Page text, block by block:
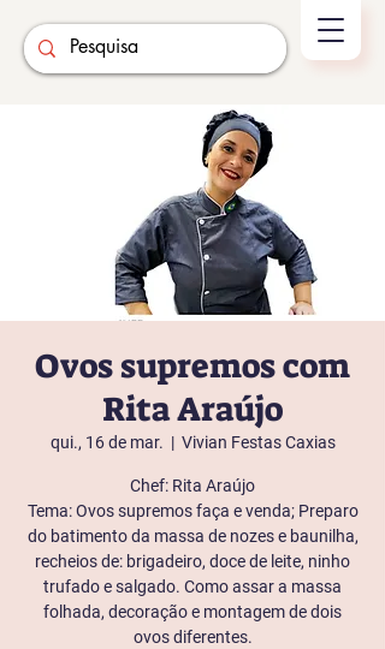
Ovos supremos com
Rita Araújo
qui., 16 de mar.
  |
Vivian Festas Caxias
Chef: Rita Araújo
Tema: Ovos supremos faça e venda; Preparo
do batimento da massa de nozes e baunilha,
recheios de: brigadeiro, doce de leite, ninho
trufado e salgado. Como assar a massa
folhada, decoração e montagem de dois
ovos diferentes.